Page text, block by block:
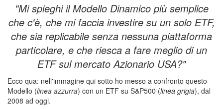
"Mi spieghi il Modello Dinamico più semplice
che c'è, che mi faccia investire su un solo ETF,
che sia replicabile senza nessuna piattaforma
particolare, e che riesca a fare meglio di un
ETF sul mercato Azionario USA?"
Ecco qua: nell'immagine qui sotto ho messo a confronto questo
Modello (linea azzurra) con un ETF su S&P500 (linea grigia), dal
2008 ad oggi.